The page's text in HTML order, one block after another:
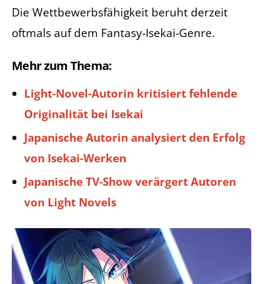
Die Wettbewerbsfähigkeit beruht derzeit
oftmals auf dem Fantasy-Isekai-Genre.
Mehr zum Thema:
Light-Novel-Autorin kritisiert fehlende
Originalität bei Isekai
Japanische Autorin analysiert den Erfolg
von Isekai-Werken
Japanische TV-Show verärgert Autoren
von Light Novels